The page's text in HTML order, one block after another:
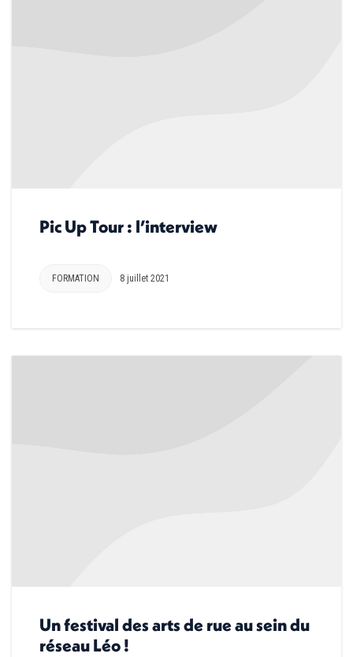
Pic Up Tour : l’interview
FORMATION 8 juillet 2021
Un festival des arts de rue au sein du
réseau Léo !